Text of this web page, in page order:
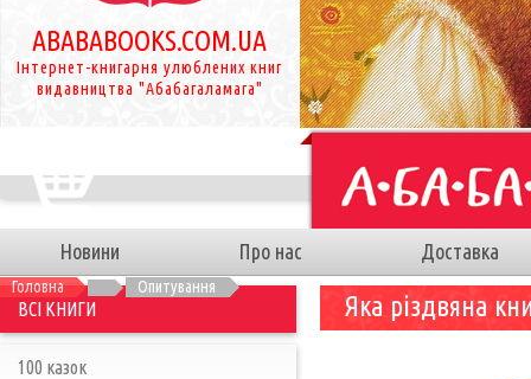
ABABABOOKS.COM.UA
Інтернет-книгарня улюблених книг
видавництва "Абабагаламага"
Новини Про нас Доставка
Головна Опитування
Яка різдвяна
ВСІ КНИГИ
100 казок